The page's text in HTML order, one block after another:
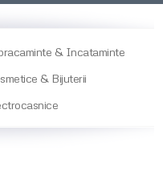
& Incataminte
& Bijuterii